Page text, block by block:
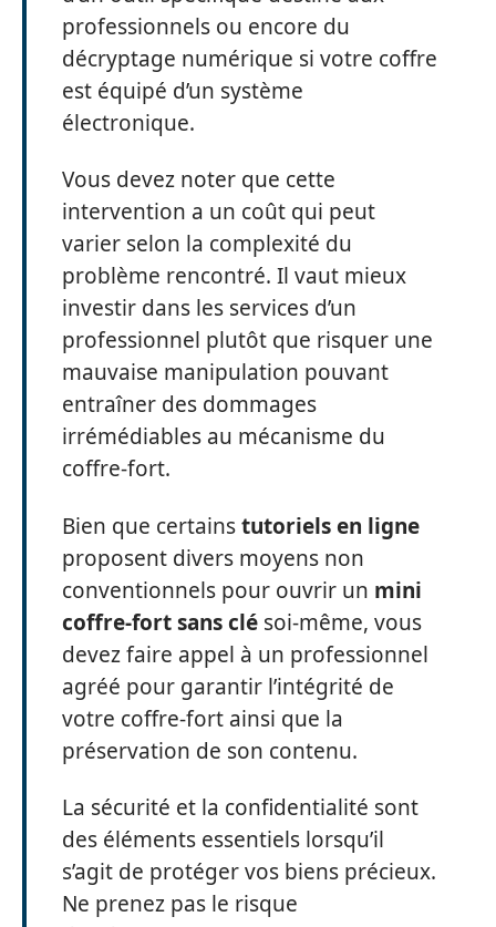
professionnels ou encore du
décryptage numérique si votre coffre
est équipé d’un système
électronique.
Vous devez noter que cette
intervention a un coût qui peut
varier selon la complexité du
problème rencontré. Il vaut mieux
investir dans les services d’un
professionnel plutôt que risquer une
mauvaise manipulation pouvant
entraîner des dommages
irrémédiables au mécanisme du
coffre-fort.
Bien que certainstutoriels en ligne
proposent divers moyens non
conventionnels pour ouvrir un mini
coffre-fort sans clé soi-même, vous
devez faire appel à un professionnel
agréé pour garantir l’intégrité de
votre coffre-fort ainsi que la
préservation de son contenu.
La sécurité et la confidentialité sont
des éléments essentiels lorsqu’il
s’agit de protéger vos biens précieux.
Ne prenez pas le risque